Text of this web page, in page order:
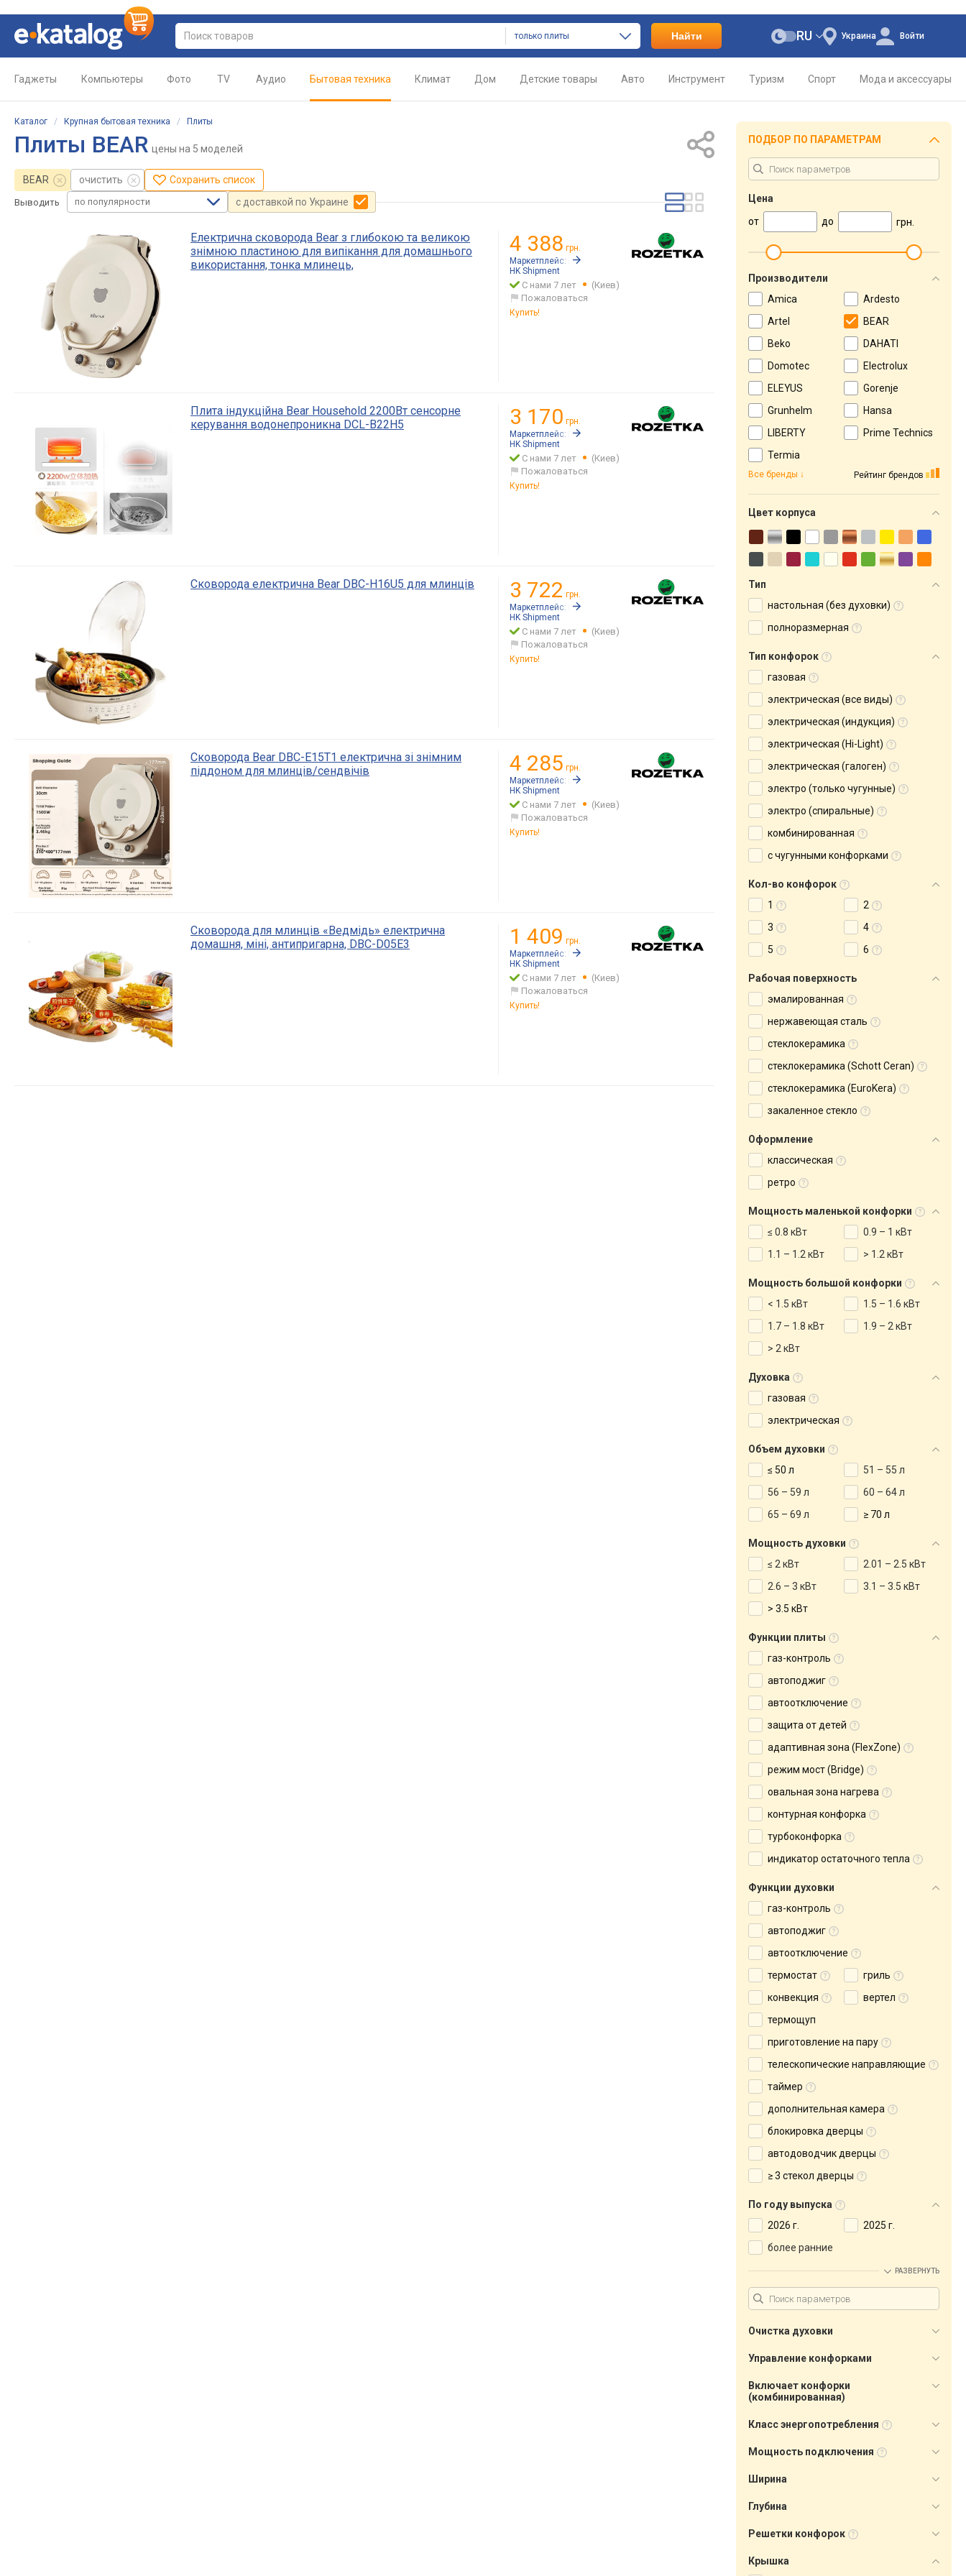
только плиты Найти Украина
RU Войти
Гаджеты Компьютеры Фото TV Аудио Бытовая техника Климат Дом Детские товары Авто Инструмент Туризм Спорт Мода и аксессуары
Каталог / Крупная бытовая техника / Плиты
Плиты BEAR цены на 5 моделей
BEAR очистить Сохранить список
Выводить по популярности с доставкой по Украине
Електрична сковорода Bear з глибокою та великою
знімною пластиною для випікання для домашнього
використання, тонка млинець,
4 388 грн.
Маркетплейс:
Rozetka.ua
HK Shipment
С нами 7 лет
(Киев)
Пожаловаться
Купить!
Плита індукційна Bear Household 2200Вт сенсорне
керування водонепроникна DCL-B22H5
3 170 грн.
Маркетплейс:
Rozetka.ua
HK Shipment
С нами 7 лет
(Киев)
Пожаловаться
Купить!
Сковорода електрична Bear DBC-H16U5 для млинців 3 722 грн.
Маркетплейс:
Rozetka.ua
HK Shipment
С нами 7 лет
(Киев)
Пожаловаться
Купить!
Сковорода Bear DBC-E15T1 електрична зі знімним
піддоном для млинців/сендвічів
4 285 грн.
Маркетплейс:
Rozetka.ua
HK Shipment
С нами 7 лет
(Киев)
Пожаловаться
Купить!
Сковорода для млинців «Ведмідь» електрична
домашня, міні, антипригарна, DBC-D05E3
1 409 грн.
Маркетплейс:
Rozetka.ua
HK Shipment
С нами 7 лет
(Киев)
Пожаловаться
Купить!
ПОДБОР ПО ПАРАМЕТРАМ
Цена
от
до грн.
Производители
Amica
Ardesto
Artel
BEAR
Beko
DAHATI
Domotec
Electrolux
ELEYUS
Gorenje
Grunhelm
Hansa
LIBERTY
Prime Technics
Termia
Рейтинг брендов
Все бренды
Цвет корпуса
Тип
настольная (без духовки)
полноразмерная
Тип конфорок
газовая
электрическая (все виды)
электрическая (индукция)
электрическая (Hi-Light)
электрическая (галоген)
электро (только чугунные)
электро (спиральные)
комбинированная
с чугунными конфорками
Кол-во конфорок
1
2
3
4
5
6
Рабочая поверхность
эмалированная
нержавеющая сталь
стеклокерамика
стеклокерамика (Schott Ceran)
стеклокерамика (EuroKera)
закаленное стекло
Оформление
классическая
ретро
Мощность маленькой конфорки
≤ 0.8 кВт
0.9 – 1 кВт
1.1 – 1.2 кВт
> 1.2 кВт
Мощность большой конфорки
< 1.5 кВт
1.5 – 1.6 кВт
1.7 – 1.8 кВт
1.9 – 2 кВт
> 2 кВт
Духовка
газовая
электрическая
Объем духовки
≤ 50 л
51 – 55 л
56 – 59 л
60 – 64 л
65 – 69 л
≥ 70 л
Мощность духовки
≤ 2 кВт
2.01 – 2.5 кВт
2.6 – 3 кВт
3.1 – 3.5 кВт
> 3.5 кВт
Функции плиты
газ-контроль
автоподжиг
автоотключение
защита от детей
адаптивная зона (FlexZone)
режим мост (Bridge)
овальная зона нагрева
контурная конфорка
турбоконфорка
индикатор остаточного тепла
Функции духовки
газ-контроль
автоподжиг
автоотключение
термостат
гриль
конвекция
вертел
термощуп
приготовление на пару
телескопические направляющие
таймер
дополнительная камера
блокировка дверцы
автодоводчик дверцы
≥ 3 стекол дверцы
По году выпуска
2026 г.
2025 г.
более ранние
РАЗВЕРНУТЬ
Очистка духовки
Управление конфорками
Включает конфорки
(комбинированная)
Класс энергопотребления
Мощность подключения
Ширина
Глубина
Решетки конфорок
Крышка